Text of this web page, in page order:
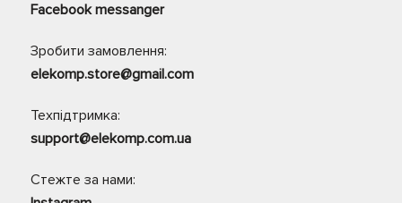
Facebook messanger
Зробити замовлення:
elekomp.store@gmail.com
Техпідтримка:
support@elekomp.com.ua
Стежте за нами: